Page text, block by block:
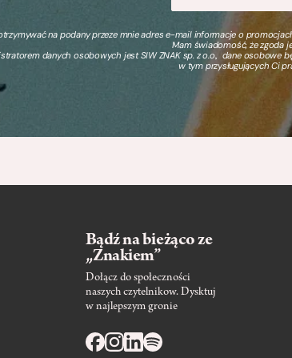
na podany przeze mnie adres e-mail informacje o
Mam świadomość, że zgoda
danych osobowych jest SIW ZNAK sp. z o.o., dane osobowe
w tym przysługujących Ci
Bądź na bieżąco ze
„Znakiem”
Dołącz do społeczności
naszych czytelnikow. Dysktuj
w najlepszym gronie